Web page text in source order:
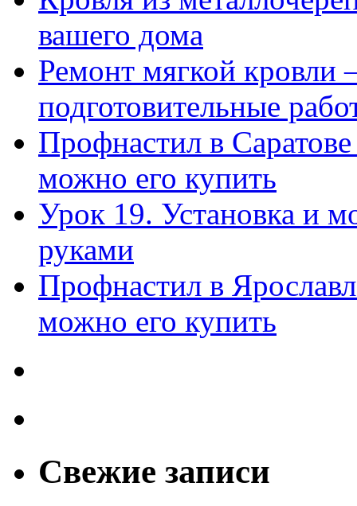
вашего дома
Ремонт мягкой кровли
подготовительные
Профнастил в
можно его купить
Урок 19. Установка и
руками
Профнастил в
можно его купить
Свежие записи